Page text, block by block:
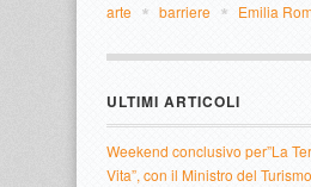
arte barriere Emilia
ULTIMI ARTICOLI
Weekend conclusivo per”La
Vita”, con il Ministro del